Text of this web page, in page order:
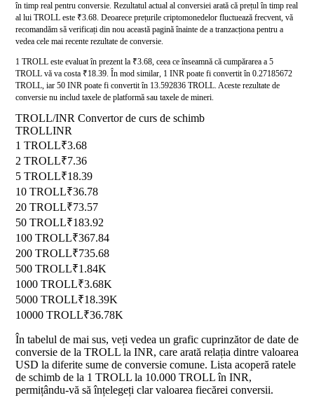
în timp real pentru conversie. Rezultatul actual al conversiei arată că prețul în timp real
al lui TROLL este ₹3.68. Deoarece prețurile criptomonedelor fluctuează frecvent, vă
recomandăm să verificați din nou această pagină înainte de a tranzacționa pentru a
vedea cele mai recente rezultate de conversie.
1 TROLL este evaluat în prezent la ₹3.68, ceea ce înseamnă că cumpărarea a 5
TROLL vă va costa ₹18.39. În mod similar, 1 INR poate fi convertit în 0.27185672
TROLL, iar 50 INR poate fi convertit în 13.592836 TROLL. Aceste rezultate de
conversie nu includ taxele de platformă sau taxele de mineri.
TROLL/INR Convertor de curs de schimb
TROLLINR
1 TROLL₹3.68
2 TROLL₹7.36
5 TROLL₹18.39
10 TROLL₹36.78
20 TROLL₹73.57
50 TROLL₹183.92
100 TROLL₹367.84
200 TROLL₹735.68
500 TROLL₹1.84K
1000 TROLL₹3.68K
5000 TROLL₹18.39K
10000 TROLL₹36.78K
În tabelul de mai sus, veți vedea un grafic cuprinzător de date de
conversie de la TROLL la INR, care arată relația dintre valoarea
USD la diferite sume de conversie comune. Lista acoperă ratele
de schimb de la 1 TROLL la 10.000 TROLL în INR,
permițându-vă să înțelegeți clar valoarea fiecărei conversii.